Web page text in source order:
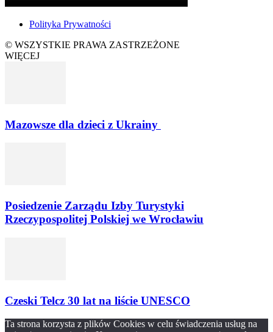
Polityka Prywatności
© WSZYSTKIE PRAWA ZASTRZEŻONE
WIĘCEJ
Mazowsze dla dzieci z Ukrainy
Posiedzenie Zarządu Izby Turystyki
Rzeczypospolitej Polskiej we Wrocławiu
Czeski Telcz 30 lat na liście UNESCO
Ta strona korzysta z plików Cookies w celu świadczenia usług na